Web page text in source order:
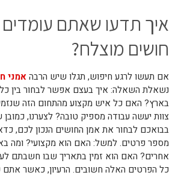
איך תדעו שאתם עומדים
חושים מוצלח?
אם תעשו לרגע חיפוש, תגלו שיש הרבהאמני
נשאלת השאלה: איך בעצם אפשר לבחור בין
בארץ? האם כל איש מקצוע מהתחום הזה
צוות יעשה עבודה מספיק טובה? לצערנו,
בבואכם לבחור את אמן החושים הנכון לכם,
מספר פרטים. למשל: האם הוא מקצועי? ומה
אחרים? האם הוא זמין בתאריך שבו חשבתם
כל הפרטים האלה חשובים. הרעיון, כאשר